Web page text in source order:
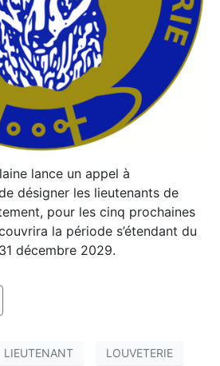
lance un appel à
désigner les lieutenants de
pour les cinq prochaines
la période s’étendant du
décembre 2029.
LIEUTENANT LOUVETERIE